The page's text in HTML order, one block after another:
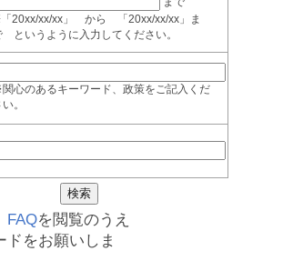
20xx/xx/xx」 から 「20xx/xx/xx」ま
というように入力してください。
心のあるキーワード、政策をご記入くだ
。
FAQを閲覧のうえ
ドをお願いしま